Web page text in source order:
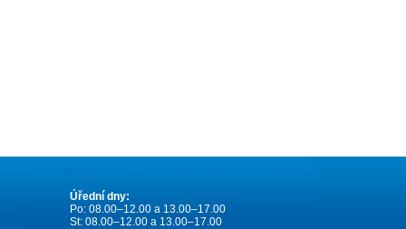
Úřední dny:
Po: 08.00–12.00 a 13.00–17.00
St: 08.00–12.00 a 13.00–17.00